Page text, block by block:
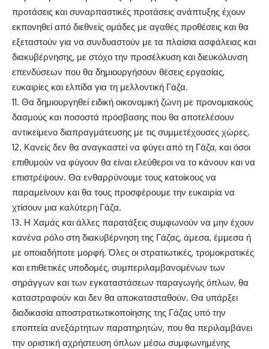
προτάσεις και συναρπαστικές προτάσεις ανάπτυξης έχουν
εκπονηθεί από διεθνείς ομάδες με αγαθές προθέσεις και θα
εξεταστούν για να συνδυαστούν με τα πλαίσια ασφάλειας και
διακυβέρνησης, με στόχο την προσέλκυση και διευκόλυνση
επενδύσεων που θα δημιουργήσουν θέσεις εργασίας,
ευκαιρίες και ελπίδα για τη μελλοντική Γάζα.
11. Θα δημιουργηθεί ειδική οικονομική ζώνη με προνομιακούς
δασμούς και ποσοστά πρόσβασης που θα αποτελέσουν
αντικείμενο διαπραγμάτευσης με τις συμμετέχουσες χώρες.
12. Κανείς δεν θα αναγκαστεί να φύγει από τη Γάζα, και όσοι
επιθυμούν να φύγουν θα είναι ελεύθεροι να το κάνουν και να
επιστρέψουν. Θα ενθαρρύνουμε τους κατοίκους να
παραμείνουν και θα τους προσφέρουμε την ευκαιρία να
χτίσουν μια καλύτερη Γάζα.
13. Η Χαμάς και άλλες παρατάξεις συμφωνούν να μην έχουν
κανένα ρόλο στη διακυβέρνηση της Γάζας, άμεσα, έμμεσα ή
με οποιαδήποτε μορφή. Όλες οι στρατιωτικές, τρομοκρατικές
και επιθετικές υποδομές, συμπεριλαμβανομένων των
σηράγγων και των εγκαταστάσεων παραγωγής όπλων, θα
καταστραφούν και δεν θα αποκατασταθούν. Θα υπάρξει
διαδικασία αποστρατιωτικοποίησης της Γάζας υπό την
εποπτεία ανεξάρτητων παρατηρητών, που θα περιλαμβάνει
την οριστική αχρήστευση όπλων μέσω συμφωνημένης